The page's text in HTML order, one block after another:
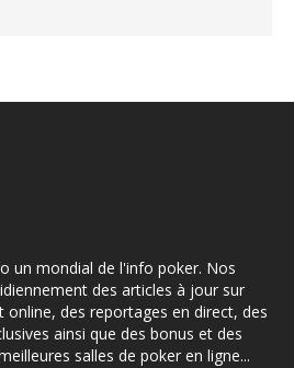
un mondial de l'info poker. Nos
des articles à jour sur
online, des reportages en direct, des
ainsi que des bonus et des
salles de poker en ligne...